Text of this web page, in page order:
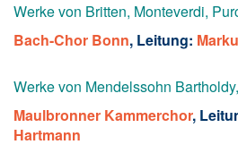
Werke von Britten, Monteverdi,
Bach-Chor Bonn, Leitung:
Werke von Mendelssohn
Maulbronner Kammerchor,
Hartmann